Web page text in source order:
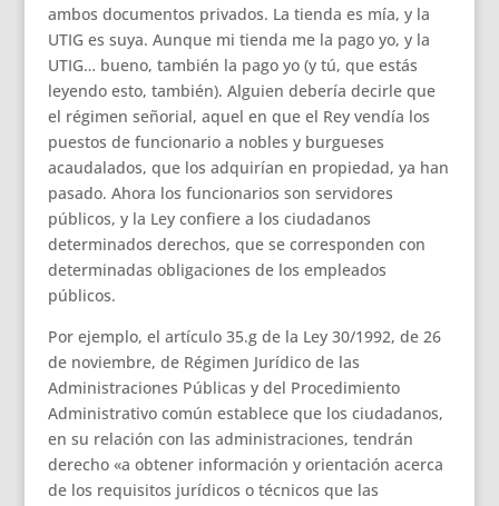
ambos documentos privados. La tienda es mía, y la
UTIG es suya. Aunque mi tienda me la pago yo, y la
UTIG… bueno, también la pago yo (y tú, que estás
leyendo esto, también). Alguien debería decirle que
el régimen señorial, aquel en que el Rey vendía los
puestos de funcionario a nobles y burgueses
acaudalados, que los adquirían en propiedad, ya han
pasado. Ahora los funcionarios son servidores
públicos, y la Ley confiere a los ciudadanos
determinados derechos, que se corresponden con
determinadas obligaciones de los empleados
públicos.
Por ejemplo, el artículo 35.g de la Ley 30/1992, de 26
de noviembre, de Régimen Jurídico de las
Administraciones Públicas y del Procedimiento
Administrativo común establece que los ciudadanos,
en su relación con las administraciones, tendrán
derecho «a obtener información y orientación acerca
de los requisitos jurídicos o técnicos que las